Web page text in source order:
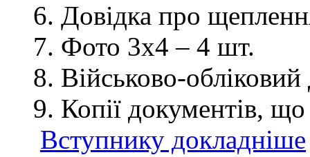
Довідка про
Фото 3х4 – 4 шт.
Військово-
Копії документів,
Вступнику докладніше